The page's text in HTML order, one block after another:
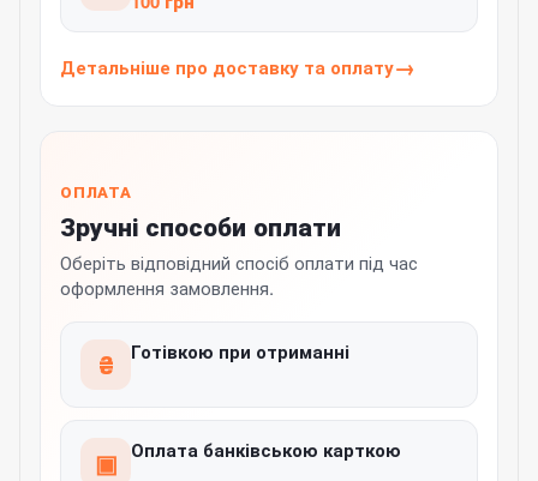
Детальніше про доставку та оплату
ОПЛАТА
Зручні способи оплати
Оберіть відповідний спосіб оплати під час
оформлення замовлення.
₴ Готівкою при отриманні
▣ Оплата банківською карткою